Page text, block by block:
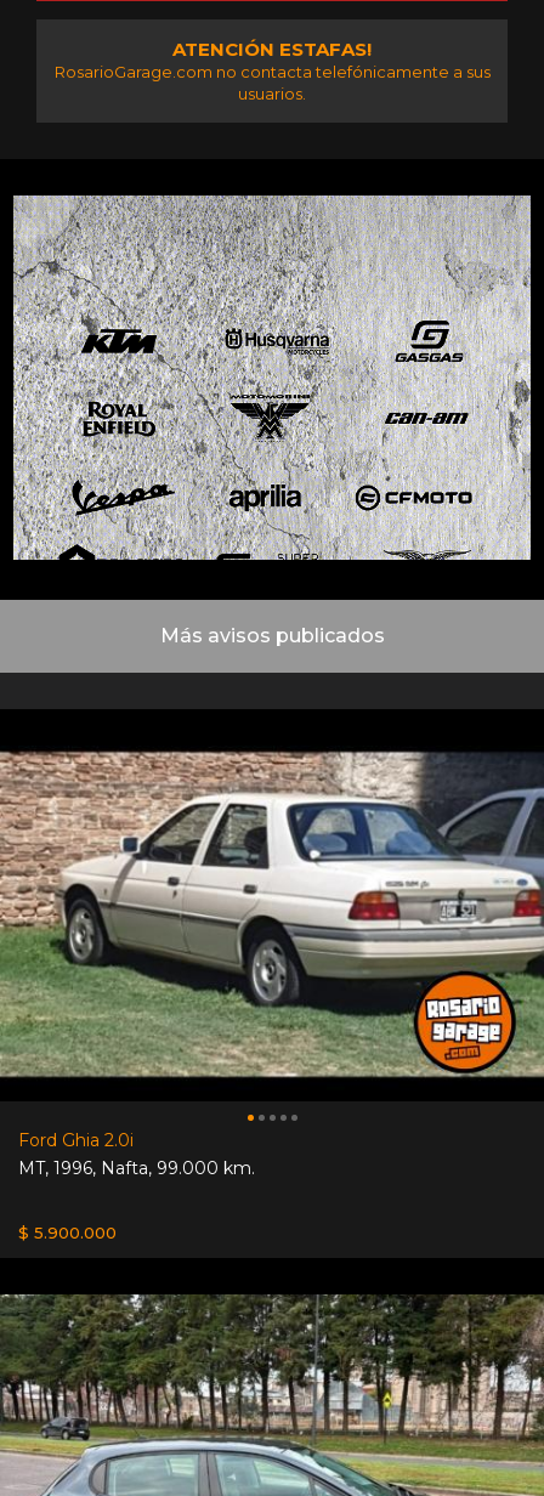
ATENCIÓN ESTAFAS!
RosarioGarage.com no contacta telefónicamente a sus
usuarios.
Más avisos publicados
Ford Ghia 2.0i
MT, 1996, Nafta, 99.000 km.
$ 5.900.000